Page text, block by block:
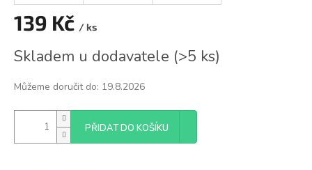
139 Kč / ks
cena:
Skladem u dodavatele (>5 ks)
Můžeme doručit do: 19.8.2026
PŘIDAT DO KOŠÍKU